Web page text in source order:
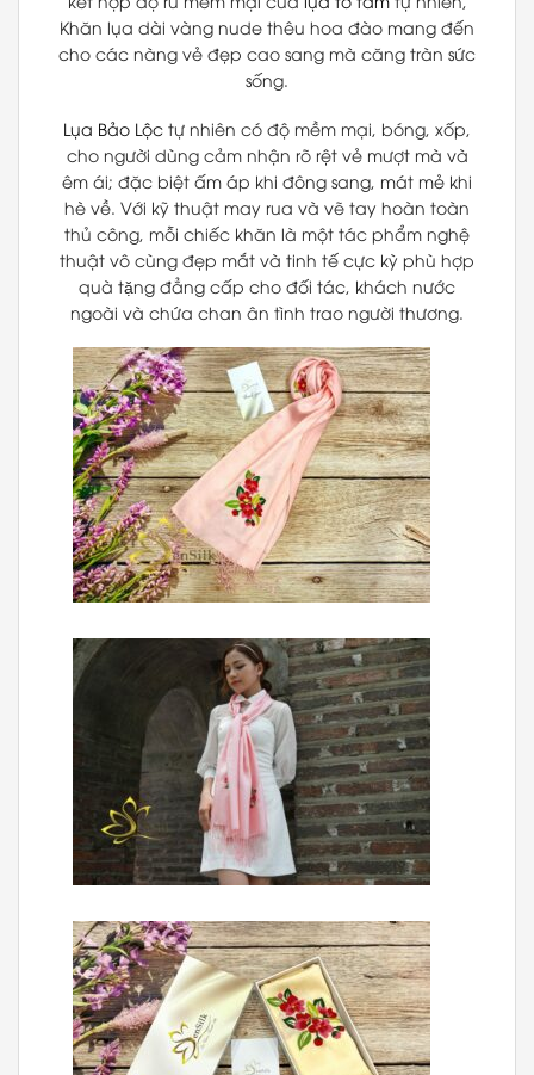
Khăn lụa dài vàng nude thêu hoa đào mang đến
cho các nàng vẻ đẹp cao sang mà căng tràn sức
sống.
Lụa Bảo Lộc tự nhiên có độ mềm mại, bóng, xốp,
cho người dùng cảm nhận rõ rệt vẻ mượt mà và
êm ái; đặc biệt ấm áp khi đông sang, mát mẻ khi
hè về. Với kỹ thuật may rua và vẽ tay hoàn toàn
thủ công, mỗi chiếc khăn là một tác phẩm nghệ
thuật vô cùng đẹp mắt và tinh tế cực kỳ phù hợp
quà tặng đẳng cấp cho đối tác, khách nước
ngoài và chứa chan ân tình trao người thương.